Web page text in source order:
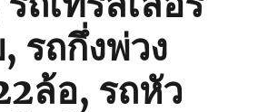
รถกึ่งพ่วง
ล้อ, รถหัว